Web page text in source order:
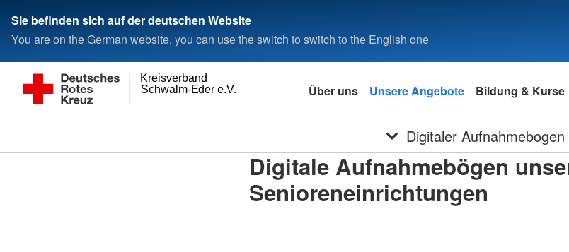
Sie befinden sich auf der deutschen Website
You are on the German website, you can use the switch to switch to the English one
Schwalm-Eder e.V.
Kreisverband
Über uns Unsere Angebote Bildung & Kurse
Digitaler Aufnahmebogen
Digitale Aufnahmebögen
Senioreneinrichtungen